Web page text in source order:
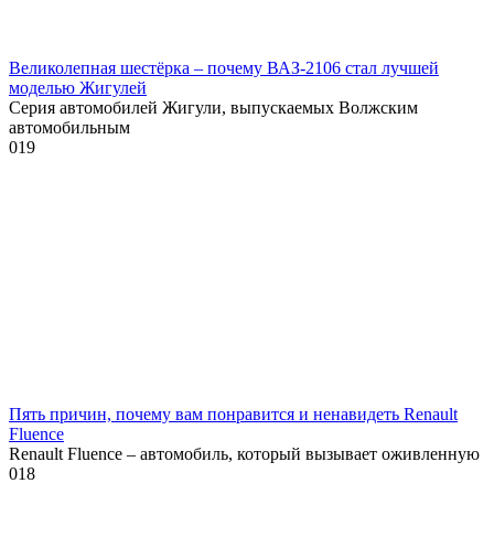
Великолепная шестёрка – почему ВАЗ-2106 стал лучшей
моделью Жигулей
Серия автомобилей Жигули, выпускаемых Волжским
автомобильным
019
Пять причин, почему вам понравится и ненавидеть Renault
Fluence
Renault Fluence – автомобиль, который вызывает оживленную
018